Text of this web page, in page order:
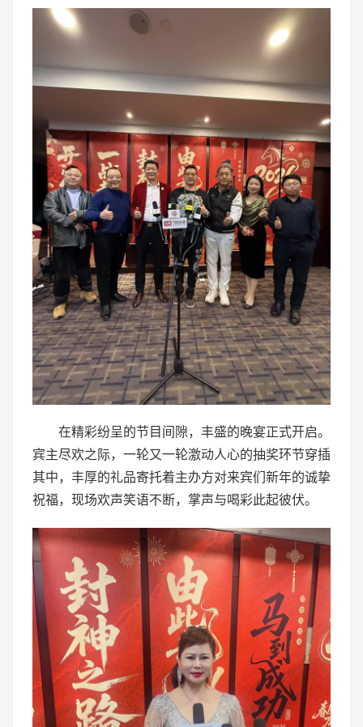
在精彩纷呈的节目间隙，丰盛的晚宴正式开启。
宾主尽欢之际，一轮又一轮激动人心的抽奖环节穿插
其中，丰厚的礼品寄托着主办方对来宾们新年的诚挚
祝福，现场欢声笑语不断，掌声与喝彩此起彼伏。